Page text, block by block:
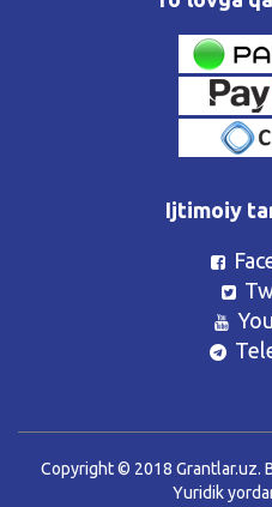
Ijtimoiy
Copyright © 2018 Grantlar.uz.
Yuridik